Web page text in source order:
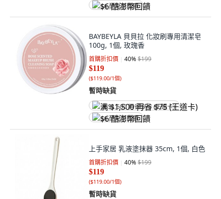
$6 酷澎幣回饋
BAYBEYLA 貝貝拉 化妝刷專用清潔皂
100g, 1個, 玫瑰香
首購折扣價 40%$199
$119
($119.00/1個)
暫時缺貨
满 $1,500 再省 $75 (王道卡)
$6 酷澎幣回饋
上手家居 乳液塗抹器 35cm, 1個, 白色
首購折扣價 40%$199
$119
($119.00/1個)
暫時缺貨